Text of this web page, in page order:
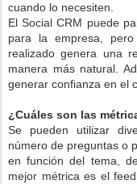
cuando lo necesiten.
El Social CRM puede
para la empresa,
realizado genera una
manera más natural.
generar confianza en el
¿Cuáles son las
Se pueden utilizar
número de preguntas o
en función del tema,
mejor métrica es el